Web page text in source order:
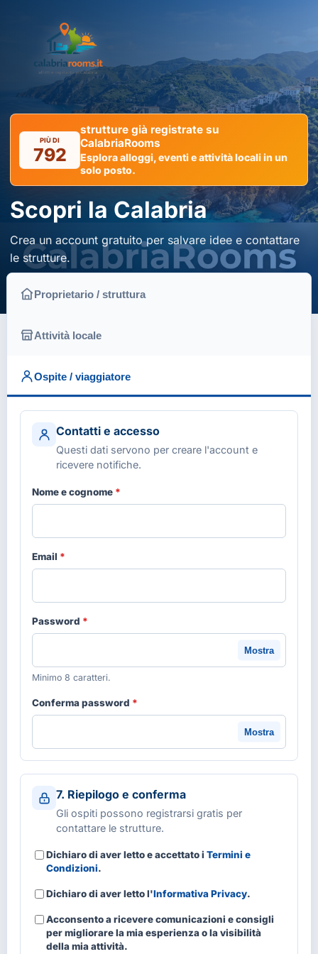
PIÙ DI
792
strutture già registrate su
CalabriaRooms
Esplora alloggi, eventi e attività locali in un
solo posto.
Scopri la Calabria
Crea un account gratuito per salvare idee e contattare
le strutture.
Proprietario / struttura
Attività locale
Ospite / viaggiatore
Contatti e accesso
Questi dati servono per creare l'account e
ricevere notifiche.
Nome e cognome *
Email *
Password *
Mostra
Minimo 8 caratteri.
Conferma password *
Mostra
7. Riepilogo e conferma
Gli ospiti possono registrarsi gratis per
contattare le strutture.
Dichiaro di aver letto e accettato i Termini e
Condizioni.
Dichiaro di aver letto l'Informativa Privacy.
Acconsento a ricevere comunicazioni e consigli
per migliorare la mia esperienza o la visibilità
della mia attività.